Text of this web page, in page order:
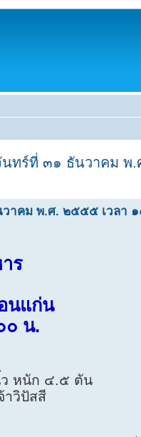
นทร์ที่ ๓๑ ธันวาคม
วาคม พ.ศ. ๒๕๕๕ เวลา
ร
นแก่น
๐ น.
ว หนัก ๔.๕ ตัน
าวิปัสสี